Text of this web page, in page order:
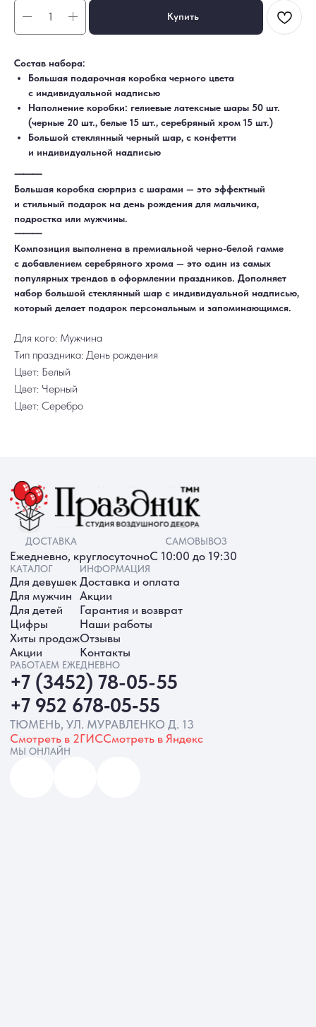
Купить
Состав набора:
Большая подарочная коробка черного цвета
с индивидуальной надписью
Наполнение коробки: гелиевые латексные шары 50 шт.
(черные 20 шт., белые 15 шт., серебряный хром 15 шт.)
Большой стеклянный черный шар, с конфетти
и индивидуальной надписью
⸻
Большая коробка сюрприз с шарами — это эффектный
и стильный подарок на день рождения для мальчика,
подростка или мужчины.
⸻
Композиция выполнена в премиальной черно-белой гамме
с добавлением серебряного хрома — это один из самых
популярных трендов в оформлении праздников. Дополняет
набор большой стеклянный шар с индивидуальной надписью,
который делает подарок персональным и запоминающимся.
Для кого: Мужчина
Тип праздника: День рождения
Цвет: Белый
Цвет: Черный
Цвет: Серебро
ИП Батырева Марина Александровна,
ИНН 720413822766, ОГРНИП
325723200064191
Политика обработки ПД
Согласие на обработку ПД
Политика Cookie
Согласие на рекламную рассылку
Разработка сайта
ДОСТАВКА
Ежедневно, круглосуточно
КАТАЛОГ
Для мужчин
Для детей
Цифры
Хиты продаж
Акции
ИНФОРМАЦИЯ
Доставка и оплата
Акции
Гарантия и возврат
Наши работы
Отзывы
Контакты
РАБОТАЕМ ЕЖЕДНЕВНО
+7 952 678‑05‑55
ТЮМЕНЬ, УЛ. МУРАВЛЕНКО Д. 13
Смотреть в 2ГИС
МЫ ОНЛАЙН